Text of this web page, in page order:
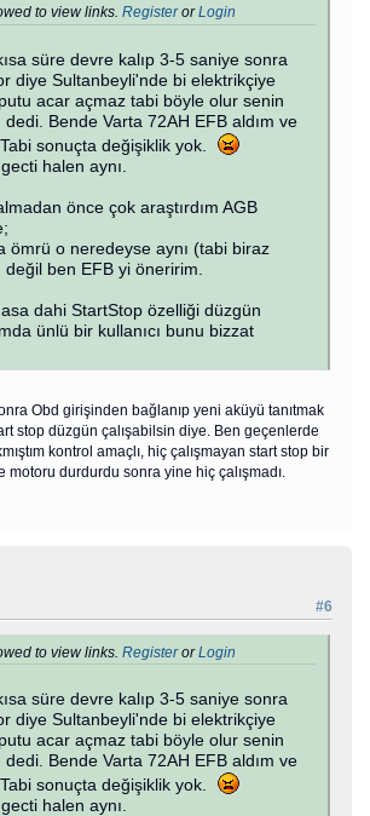
to view links. RegisterorLogin
süre devre kalıp 3-5 saniye sonra
diye Sultanbeyli'nde bi elektrikçiye
acar açmaz tabi böyle olur senin
Bende Varta 72AH EFB aldım ve
sonuçta değişiklik yok.
halen aynı.
önce çok araştırdım AGB
ömrü o neredeyse aynı (tabi biraz
ben EFB yi öneririm.
dahi StartStop özelliği düzgün
ünlü bir kullanıcı bunu bizzat
Obd girişinden bağlanıp yeni aküyü tanıtmak
stop düzgün çalışabilsin diye. Ben geçenlerde
kontrol amaçlı, hiç çalışmayan start stop bir
durdurdu sonra yine hiç çalışmadı.
#6
to view links. RegisterorLogin
süre devre kalıp 3-5 saniye sonra
diye Sultanbeyli'nde bi elektrikçiye
acar açmaz tabi böyle olur senin
Bende Varta 72AH EFB aldım ve
sonuçta değişiklik yok.
halen aynı.